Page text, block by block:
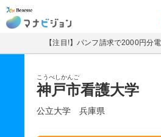
マナビジョン
【注目!】パンフ請求で2000円分
こうべしかんご
神戸市看護大学
公立大学 兵庫県